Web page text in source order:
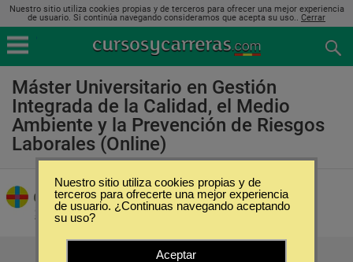
Nuestro sitio utiliza cookies propias y de terceros para ofrecer una mejor experiencia
de usuario. Si continúa navegando consideramos que acepta su uso.. Cerrar
Máster Universitario en Gestión
Integrada de la Calidad, el Medio
Ambiente y la Prevención de Riesgos
Laborales (Online)
Universidad San Pablo
Nuestro sitio utiliza cookies propias y de
terceros para ofrecerte una mejor experiencia
de usuario. ¿Continuas navegando aceptando
su uso?
Aceptar